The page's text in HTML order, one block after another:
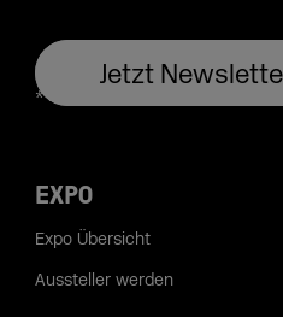
EXPO
Expo Übersicht
Aussteller werden